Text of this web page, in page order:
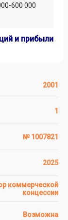
600 000
и прибыли
2001
1
№ 1007821
2025
коммерческой
концессии
Возможна